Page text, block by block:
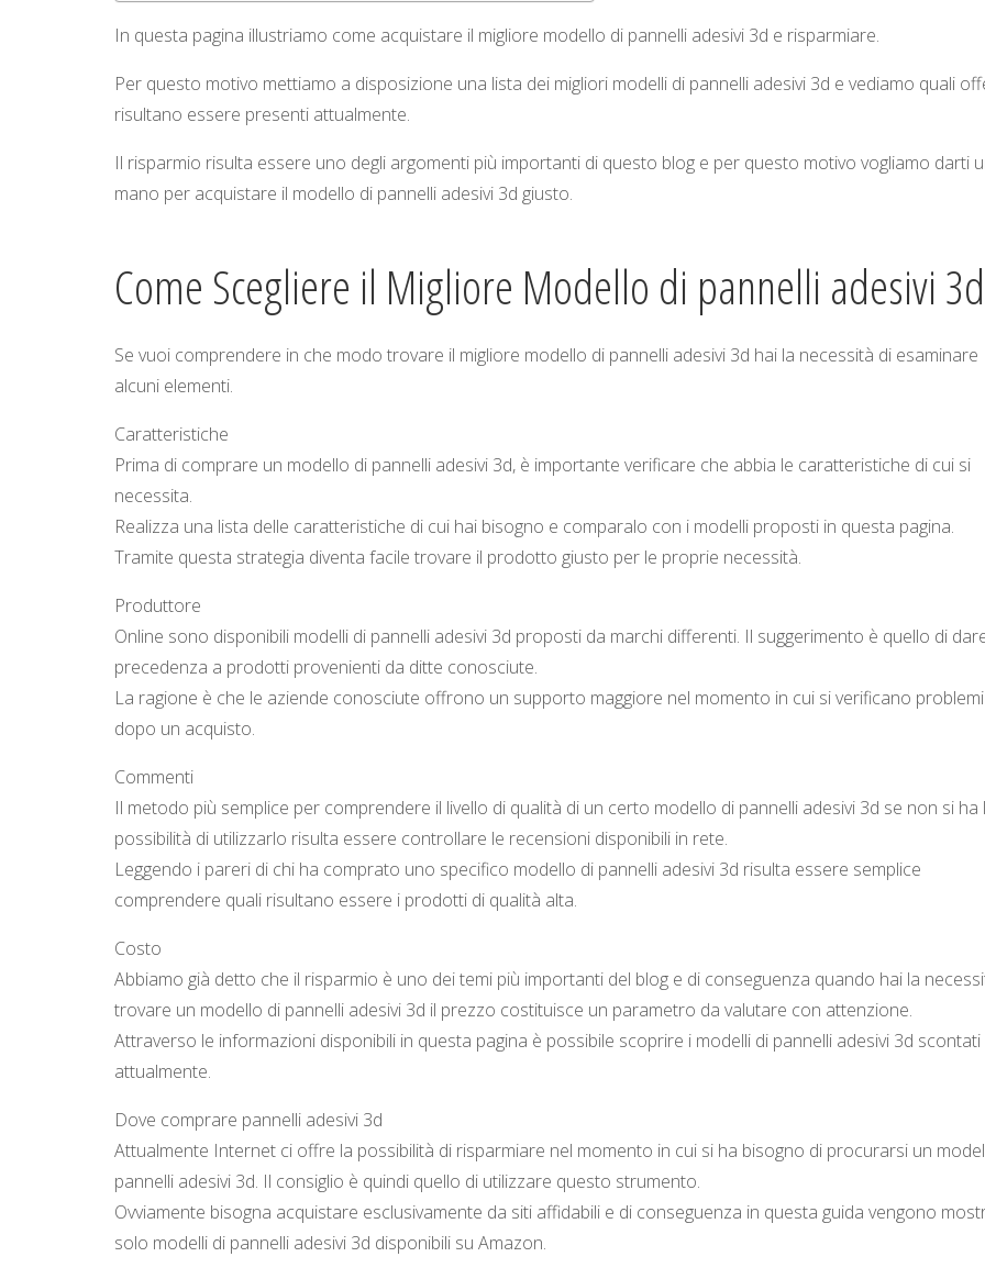
In questa pagina illustriamo come acquistare il migliore modello di pannelli adesivi 3d e risparmiare.
Per questo motivo mettiamo a disposizione una lista dei migliori modelli di pannelli adesivi 3d e vediamo quali
risultano essere presenti attualmente.
Il risparmio risulta essere uno degli argomenti più importanti di questo blog e per questo motivo vogliamo darti
mano per acquistare il modello di pannelli adesivi 3d giusto.
Come Scegliere il Migliore Modello di pannelli adesivi 3d
Se vuoi comprendere in che modo trovare il migliore modello di pannelli adesivi 3d hai la necessità di esaminare
alcuni elementi.
Caratteristiche
Prima di comprare un modello di pannelli adesivi 3d, è importante verificare che abbia le caratteristiche di cui si
necessita.
Realizza una lista delle caratteristiche di cui hai bisogno e comparalo con i modelli proposti in questa pagina.
Tramite questa strategia diventa facile trovare il prodotto giusto per le proprie necessità.
Produttore
Online sono disponibili modelli di pannelli adesivi 3d proposti da marchi differenti. Il suggerimento è quello di
precedenza a prodotti provenienti da ditte conosciute.
La ragione è che le aziende conosciute offrono un supporto maggiore nel momento in cui si verificano problemi
dopo un acquisto.
Commenti
Il metodo più semplice per comprendere il livello di qualità di un certo modello di pannelli adesivi 3d se non si ha
possibilità di utilizzarlo risulta essere controllare le recensioni disponibili in rete.
Leggendo i pareri di chi ha comprato uno specifico modello di pannelli adesivi 3d risulta essere semplice
comprendere quali risultano essere i prodotti di qualità alta.
Costo
Abbiamo già detto che il risparmio è uno dei temi più importanti del blog e di conseguenza quando hai la
trovare un modello di pannelli adesivi 3d il prezzo costituisce un parametro da valutare con attenzione.
Attraverso le informazioni disponibili in questa pagina è possibile scoprire i modelli di pannelli adesivi 3d scontati
attualmente.
Dove comprare pannelli adesivi 3d
Attualmente Internet ci offre la possibilità di risparmiare nel momento in cui si ha bisogno di procurarsi un
pannelli adesivi 3d. Il consiglio è quindi quello di utilizzare questo strumento.
Ovviamente bisogna acquistare esclusivamente da siti affidabili e di conseguenza in questa guida vengono
solo modelli di pannelli adesivi 3d disponibili su Amazon.